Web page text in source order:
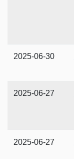
2025-06-30
2025-06-27
2025-06-27